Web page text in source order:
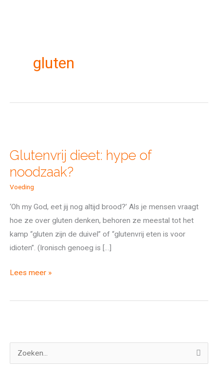
gluten
Glutenvrij dieet: hype of
noodzaak?
Voeding
‘Oh my God, eet jij nog altijd brood?’ Als je mensen vraagt
hoe ze over gluten denken, behoren ze meestal tot het
kamp “gluten zijn de duivel” of “glutenvrij eten is voor
idioten”. (Ironisch genoeg is […]
hype
of
noodzaak?
Lees meer »
o